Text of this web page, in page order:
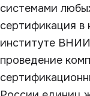
системами
сертификация в
институте
проведение